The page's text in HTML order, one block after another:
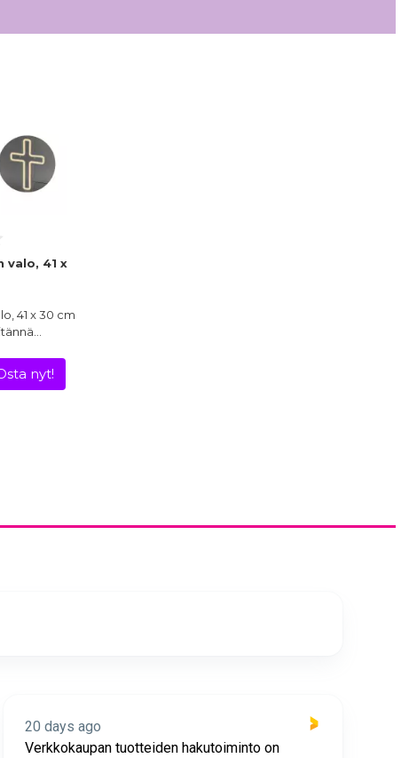
valo, 41 x
41 x 30 cm
nyt!
20 days ago
Verkkokaupan tuotteiden hakutoiminto on